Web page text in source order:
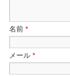
名前*
メール*